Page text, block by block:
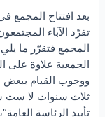
بعد افتتاح المجمع
تفرّد الآباء
المجمع فتقرّر ما
الجمعية علاوة على
ووجوب القيام ببعض
ثلاث سنوات لا ست
تأبيد الرئاسة